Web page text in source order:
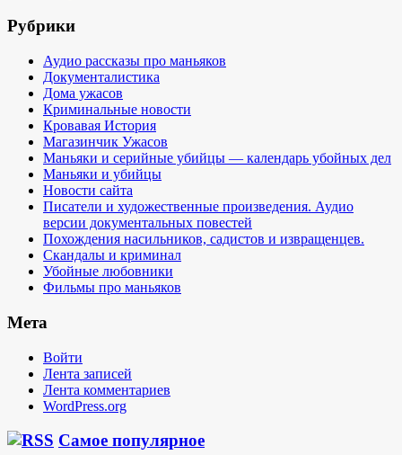
Рубрики
Аудио рассказы про маньяков
Документалистика
Дома ужасов
Криминальные новости
Кровавая История
Магазинчик Ужасов
Маньяки и серийные убийцы — календарь убойных дел
Маньяки и убийцы
Новости сайта
Писатели и художественные произведения. Аудио
версии документальных повестей
Похождения насильников, садистов и извращенцев.
Скандалы и криминал
Убойные любовники
Фильмы про маньяков
Мета
Войти
Лента записей
Лента комментариев
WordPress.org
Самое популярное